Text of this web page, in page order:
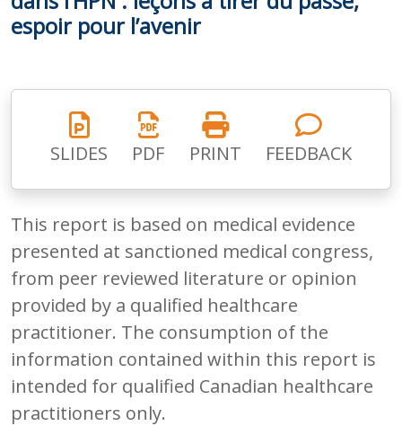
espoir pour l’avenir
SLIDES PDF PRINT FEEDBACK
This report is based on medical evidence
presented at sanctioned medical congress,
from peer reviewed literature or opinion
provided by a qualified healthcare
practitioner. The consumption of the
information contained within this report is
intended for qualified Canadian healthcare
practitioners only.